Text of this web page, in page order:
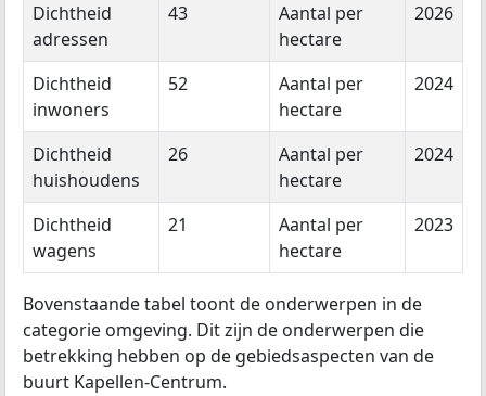
Dichtheid
adressen
43
Aantal per
hectare
2026
Dichtheid
inwoners
52
Aantal per
hectare
2024
Dichtheid
huishoudens
26
Aantal per
hectare
2024
Dichtheid
wagens
21
Aantal per
hectare
2023
Bovenstaande tabel toont de onderwerpen in de
categorie omgeving. Dit zijn de onderwerpen die
betrekking hebben op de gebiedsaspecten van de
buurt Kapellen-Centrum.